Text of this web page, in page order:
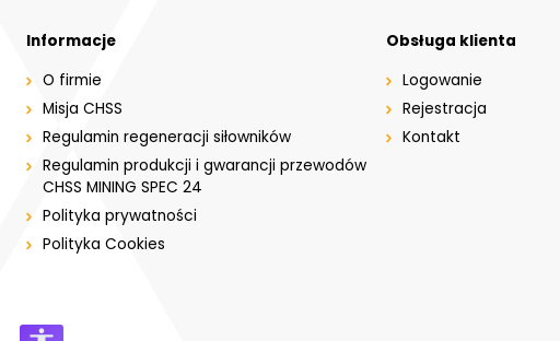
Informacje
O firmie
Misja CHSS
Regulamin regeneracji siłowników
Regulamin produkcji i gwarancji przewodów
CHSS MINING SPEC 24
Polityka prywatności
Polityka Cookies
Obsługa klienta
Logowanie
Rejestracja
Kontakt